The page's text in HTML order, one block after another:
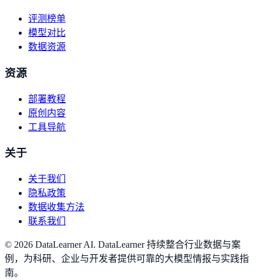
评测榜单
模型对比
数据资源
资源
部署教程
原创内容
工具导航
关于
关于我们
隐私政策
数据收集方法
联系我们
© 2026 DataLearner AI. DataLearner 持续整合行业数据与案
例，为科研、企业与开发者提供可靠的大模型情报与实践指
南。